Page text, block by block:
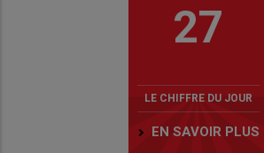
27
LE CHIFFRE DU JOUR
EN SAVOIR PLUS